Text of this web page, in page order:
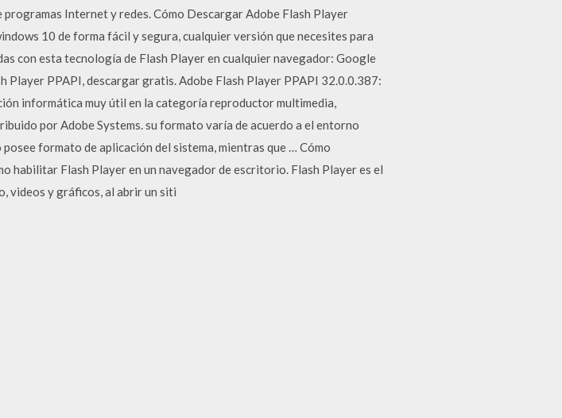
Internet y redes. Cómo Descargar Adobe Flash Player
10 de forma fácil y segura, cualquier versión que necesites para
con esta tecnología de Flash Player en cualquier navegador: Google
PPAPI, descargar gratis. Adobe Flash Player PPAPI 32.0.0.387:
informática muy útil en la categoría reproductor multimedia,
por Adobe Systems. su formato varía de acuerdo a el entorno
formato de aplicación del sistema, mientras que … Cómo
habilitar Flash Player en un navegador de escritorio. Flash Player es el
videos y gráficos, al abrir un siti